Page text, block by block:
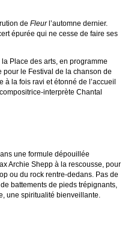
de Fleurl’automne dernier.
épurée qui ne cesse de faire ses
Place des arts, en programme
pour le Festival de la chanson de
à la fois ravi et étonné de l’accueil
interprète Chantal
une formule dépouillée
Archie Shepp à la rescousse, pour
ou du rock rentre-dedans. Pas de
battements de pieds trépignants,
une spiritualité bienveillante.